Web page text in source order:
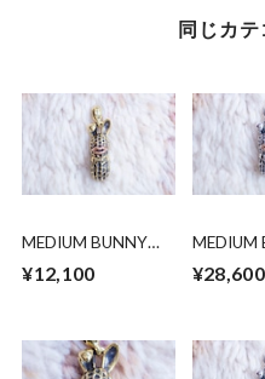
同じカ
MEDIUM BUNNY
copper
¥12,100
MEDIUM
k10PG
¥28,600